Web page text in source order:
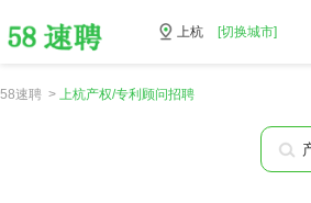
上杭 [切换城市]
58速聘 > 上杭产权/专利顾问招聘